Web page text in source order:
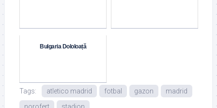
Bulgaria Dololoață
Tags: atletico madrid fotbal gazon
madrid